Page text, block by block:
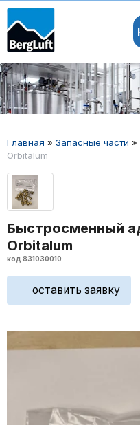
Главная » Запасные части »
Orbitalum
Быстросменный
Orbitalum
код 831030010
оставить заявку